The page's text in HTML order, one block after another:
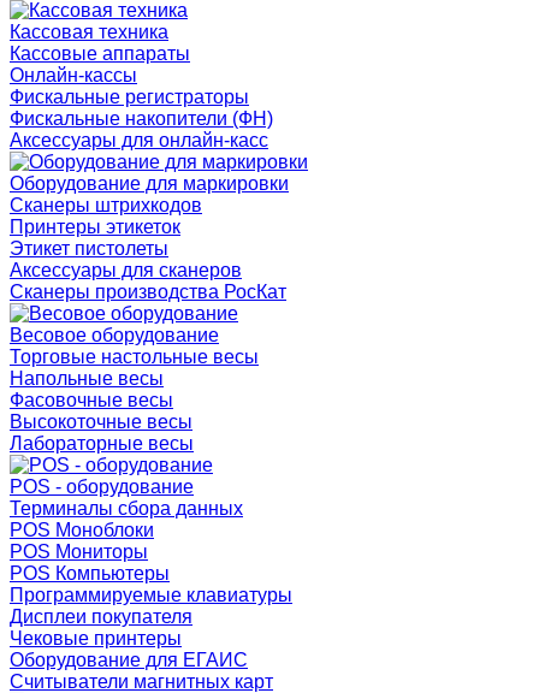
Кассовая техника
Кассовые аппараты
Онлайн-кассы
Фискальные регистраторы
Фискальные накопители (ФН)
Аксессуары для онлайн-касс
Оборудование для маркировки
Сканеры штрихкодов
Принтеры этикеток
Этикет пистолеты
Аксессуары для сканеров
Сканеры производства РосКат
Весовое оборудование
Торговые настольные весы
Напольные весы
Фасовочные весы
Высокоточные весы
Лабораторные весы
POS - оборудование
Терминалы сбора данных
POS Моноблоки
POS Мониторы
POS Компьютеры
Программируемые клавиатуры
Дисплеи покупателя
Чековые принтеры
Оборудование для ЕГАИС
Считыватели магнитных карт